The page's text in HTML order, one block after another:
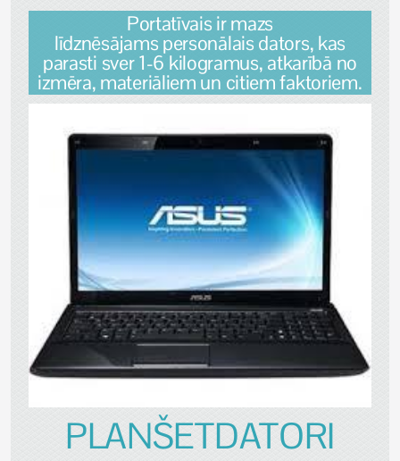
Portatīvais ir mazs
līdznēsājams personālais dators, kas
parasti sver 1-6 kilogramus, atkarībā no
izmēra, materiāliem un citiem faktoriem.
PLANŠETDATORI